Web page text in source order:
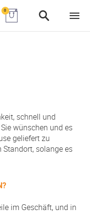
0
schnell und
wünschen und es
geliefert zu
solange es
im Geschäft, und in